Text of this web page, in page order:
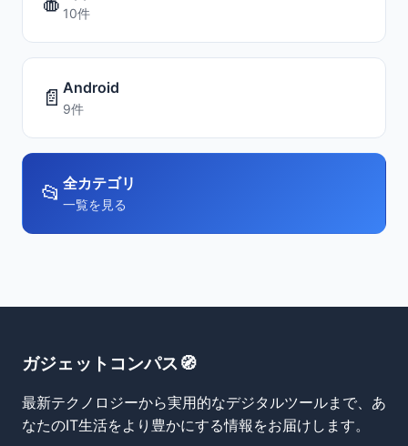
10件
📄 Android
9件
📂 全カテゴリ
一覧を見る
ガジェットコンパス🧭
最新テクノロジーから実用的なデジタルツールまで、あ
なたのIT生活をより豊かにする情報をお届けします。